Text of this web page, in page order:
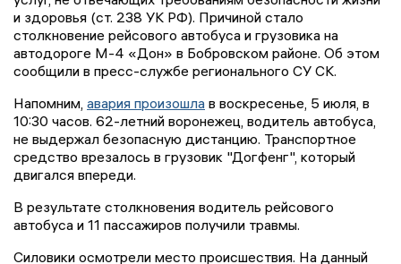
и здоровья (ст. 238 УК РФ). Причиной стало
столкновение рейсового автобуса и грузовика на
автодороге М-4 «Дон» в Бобровском районе. Об этом
сообщили в пресс-службе регионального СУ СК.
Напомним, авария произошла в воскресенье, 5 июля, в
10:30 часов. 62-летний воронежец, водитель автобуса,
не выдержал безопасную дистанцию. Транспортное
средство врезалось в грузовик "Догфенг", который
двигался впереди.
В результате столкновения водитель рейсового
автобуса и 11 пассажиров получили травмы.
Силовики осмотрели место происшествия. На данный